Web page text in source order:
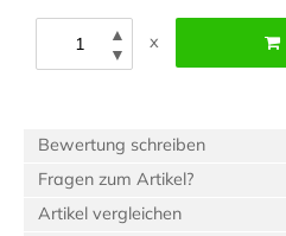
▲
▼
x
Bewertung schreiben
Fragen zum Artikel?
Artikel vergleichen